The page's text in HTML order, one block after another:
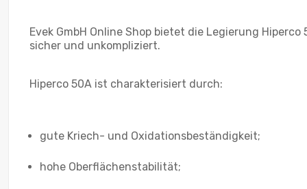
Evek GmbH Online Shop bietet die Legierung
sicher und unkompliziert.
Hiperco 50A ist charakterisiert durch:
gute Kriech- und Oxidationsbeständigkeit;
hohe Oberflächenstabilität;